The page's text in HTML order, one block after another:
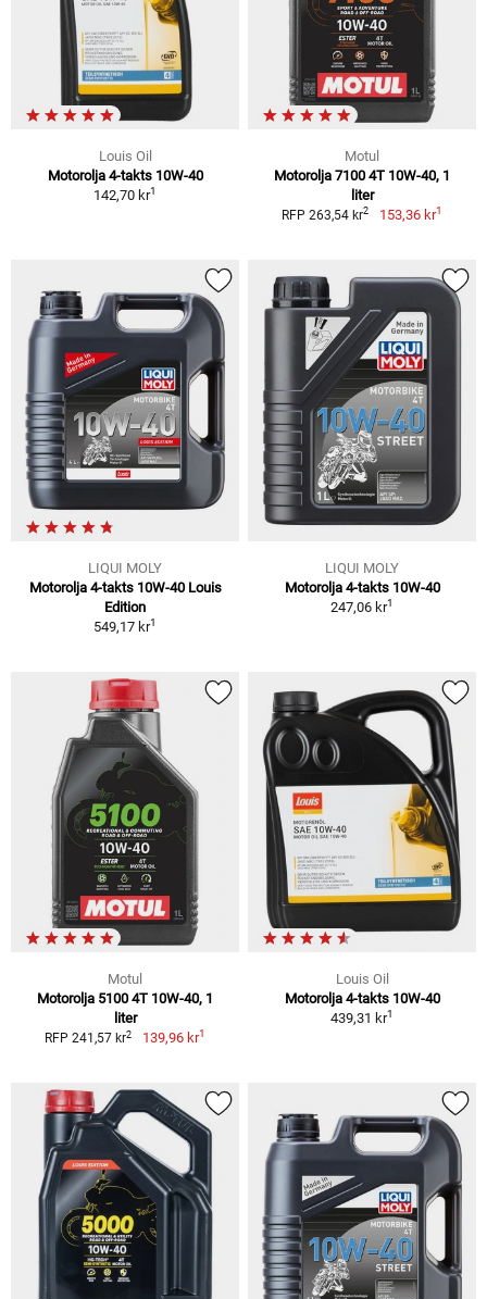
Louis Oil
Motorolja 4-takts 10W-40
142,70 kr1
Motul
Motorolja 7100 4T 10W-40, 1
liter
RFP 263,54 kr2 153,36 kr1
LIQUI MOLY
Motorolja 4-takts 10W-40 Louis
Edition
549,17 kr1
LIQUI MOLY
Motorolja 4-takts 10W-40
247,06 kr1
Motul
Motorolja 5100 4T 10W-40, 1
liter
RFP 241,57 kr2 139,96 kr1
Louis Oil
Motorolja 4-takts 10W-40
439,31 kr1